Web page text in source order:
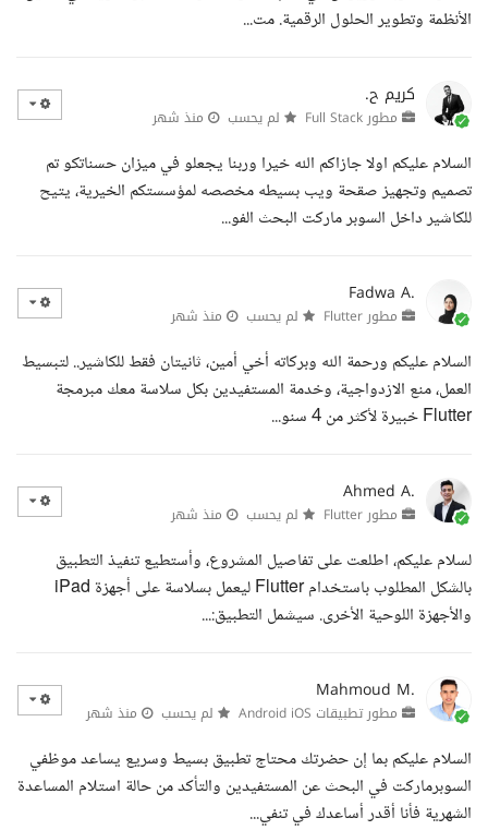
الأنظمة وتطوير الحلول الرقمية. مت...
كريم ح.
مطور Full Stack لم يحسب منذ شهر
السلام عليكم اولا جازاكم الله خيرا وربنا يجعلو في ميزان حسناتكو تم
تصميم وتجهيز صقحة ويب بسيطه مخصصه لمؤسستكم الخيرية، يتيح
للكاشير داخل السوبر ماركت البحث الفو...
Fadwa A.
مطور Flutter لم يحسب منذ شهر
السلام عليكم ورحمة الله وبركاته أخي أمين، ثانيتان فقط للكاشير.. لتبسيط
العمل، منع الازدواجية، وخدمة المستفيدين بكل سلاسة معك مبرمجة
Flutter خبيرة لأكثر من 4 سنو...
Ahmed A.
مطور Flutter لم يحسب منذ شهر
لسلام عليكم، اطلعت على تفاصيل المشروع، وأستطيع تنفيذ التطبيق
بالشكل المطلوب باستخدام Flutter ليعمل بسلاسة على أجهزة iPad
والأجهزة اللوحية الأخرى. سيشمل التطبيق:...
Mahmoud M.
مطور تطبيقات Android iOS لم يحسب منذ شهر
السلام عليكم بما إن حضرتك محتاج تطبيق بسيط وسريع يساعد موظفي
السوبرماركت في البحث عن المستفيدين والتأكد من حالة استلام المساعدة
الشهرية فأنا أقدر أساعدك في تنفي...